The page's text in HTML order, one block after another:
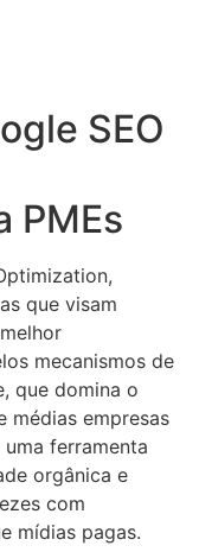
SEO
PMEs
que visam
mecanismos de
que domina o
médias empresas
ferramenta
orgânica e
com
mídias pagas.